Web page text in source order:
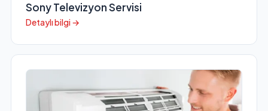
Sony Televizyon Servisi
Detaylı bilgi →